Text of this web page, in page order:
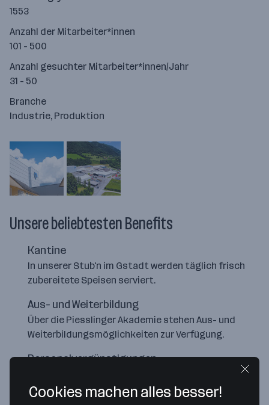
1553
Anzahl der Mitarbeiter*innen
101 - 500
Anzahl gesuchter Mitarbeiter*innen/Jahr
31 - 50
Branche
Industrie, Produktion
Unsere beliebtesten Benefits
Kantine
In unserer Stub'n im Gstadt werden täglich frisch
zubereitete Speisen serviert.
Aus- und Weiterbildung
Über die Piesslinger Akademie stehen Aus- und
Weiterbildungsmöglichkeiten zur Verfügung.
Personalvergünstigungen
Shoppingbereich
Cookies machen alles besser!